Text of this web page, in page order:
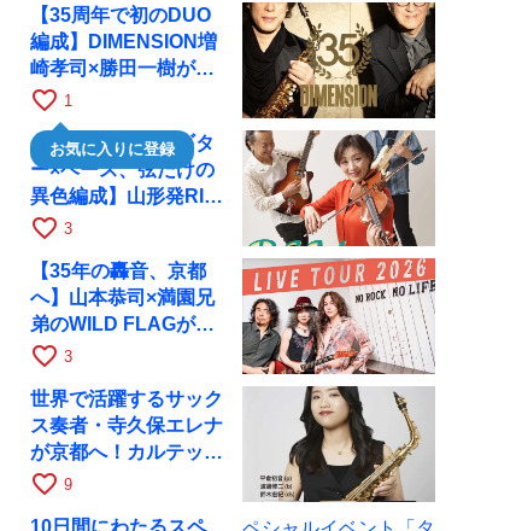
【35周年で初のDUO
編成】DIMENSION増
崎孝司×勝田一樹が10
月11日に京都RAGへ
favorite_border 1
お気に入りに登録
【ヴァイオリン×ギタ
ー×ベース、弦だけの
異色編成】山形発RIM
が初全国ツアーで8月
favorite_border 3
【35年の轟音、京都
へ】山本恭司×満園兄
弟のWILD FLAGが8
月6日にRAGでライブ
favorite_border 3
世界で活躍するサック
ス奏者・寺久保エレナ
が京都へ！カルテッ
ト・ツアー京都公演を
favorite_border 9
10日間にわたるスペ